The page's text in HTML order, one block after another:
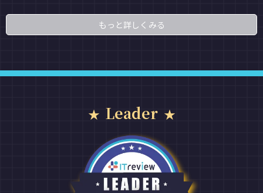
もっと詳しくみる
Leader